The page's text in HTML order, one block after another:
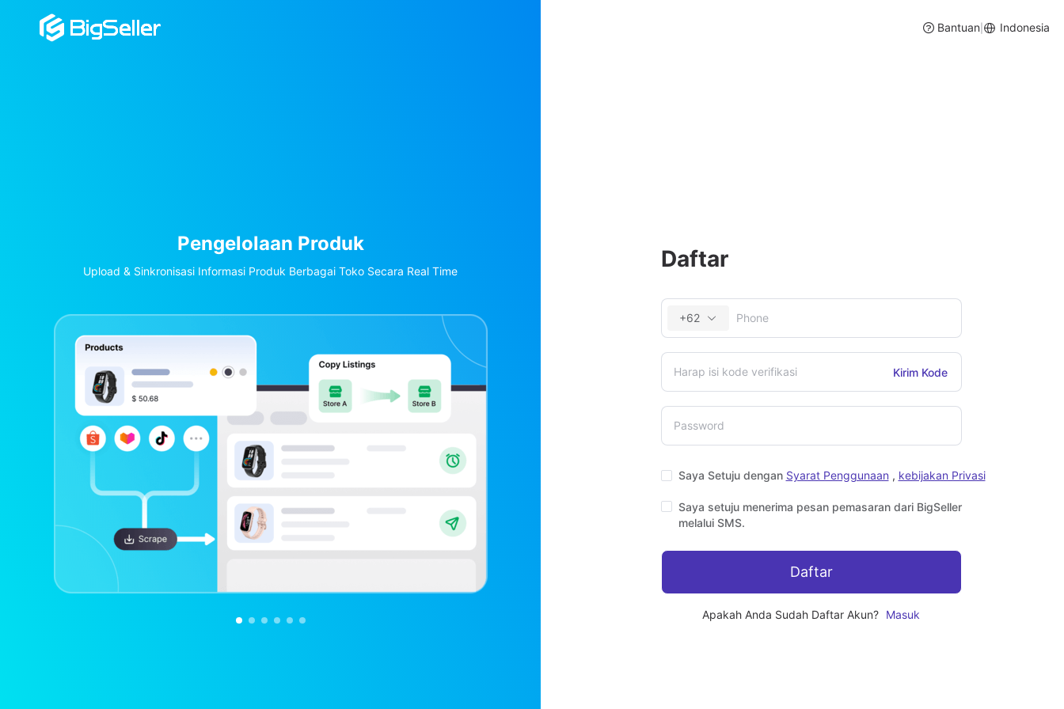
Produk Berbagai Toko Secara Real Time
Pengelolaan dan Proses Pesanan
Pesanan Terpusat dari Shopee/Lazada/TikTok, POS, Sosial Media dan Lainnya
Pengelolaan Pergudangan dan Pembelian
Pengelolaan Stok Real Time dan Saran Pembelian Cerdas
Bantuan Indonesia
Daftar
+62
Kirim Kode
Saya Setuju dengan Syarat Penggunaan , kebijakan Privasi
Saya setuju menerima pesan pemasaran dari BigSeller
melalui SMS.
Daftar
Apakah Anda Sudah Daftar Akun? Masuk